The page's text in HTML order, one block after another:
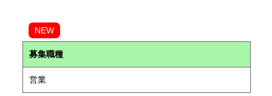
NEW
募集職種
営業